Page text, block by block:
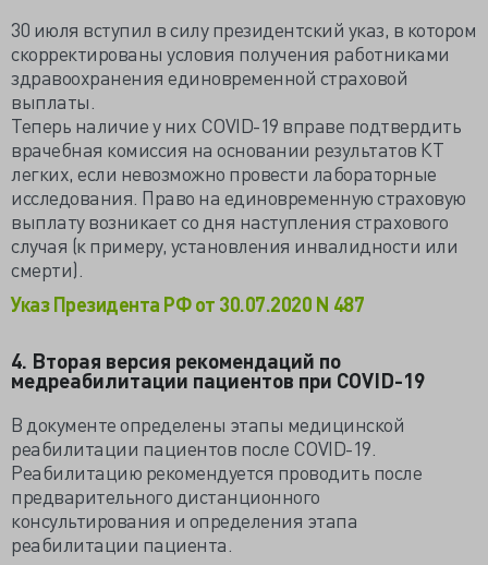
30 июля вступил в силу президентский указ, в котором
скорректированы условия получения работниками
здравоохранения единовременной страховой
выплаты.
Теперь наличие у них COVID-19 вправе подтвердить
врачебная комиссия на основании результатов КТ
легких, если невозможно провести лабораторные
исследования. Право на единовременную страховую
выплату возникает со дня наступления страхового
случая (к примеру, установления инвалидности или
смерти).
Указ Президента РФ от 30.07.2020 N 487
4. Вторая версия рекомендаций по
медреабилитации пациентов при COVID-19
В документе определены этапы медицинской
реабилитации пациентов после COVID-19.
Реабилитацию рекомендуется проводить после
предварительного дистанционного
консультирования и определения этапа
реабилитации пациента.